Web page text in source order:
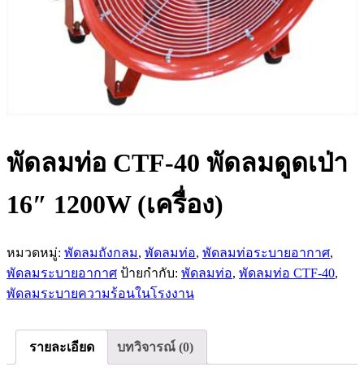
พัดลมท่อ CTF-40 พัดลมดูดเป่า
16″ 1200W (เครื่อง)
หมวดหมู่: พัดลมถังกลม, พัดลมท่อ, พัดลมท่อระบายอากาศ,
พัดลมระบายอากาศ ป้ายกำกับ: พัดลมท่อ, พัดลมท่อ CTF-40,
พัดลมระบายความร้อนในโรงงาน
รายละเอียด บทวิจารณ์ (0)